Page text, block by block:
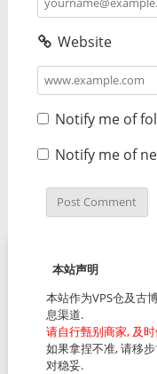
Website
Notify me of
Notify me of
本站声明
本站作为VPS仓及古
息渠道.
请自行甄别商家, 及
如果拿捏不准, 请移步
对稳妥.